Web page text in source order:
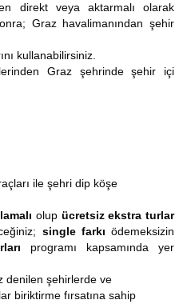
direkt veya aktarmalı olarak
Graz havalimanından şehir
kullanabilirsiniz.
Graz şehrinde şehir içi
ile şehri dip köşe
olup ücretsiz ekstra turlar
single farkı ödemeksizin
programı kapsamında yer
denilen şehirlerde ve
biriktirme fırsatına sahip